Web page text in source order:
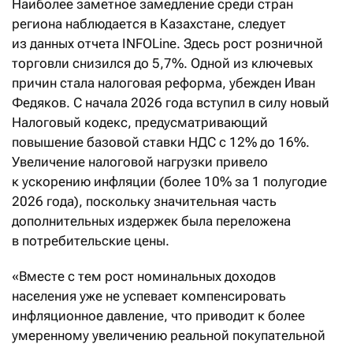
Наиболее заметное замедление среди стран
региона наблюдается в Казахстане, следует
из данных отчета INFOLine. Здесь рост розничной
торговли снизился до 5,7%. Одной из ключевых
причин стала налоговая реформа, убежден Иван
Федяков. С начала 2026 года вступил в силу новый
Налоговый кодекс, предусматривающий
повышение базовой ставки НДС с 12% до 16%.
Увеличение налоговой нагрузки привело
к ускорению инфляции (более 10% за 1 полугодие
2026 года), поскольку значительная часть
дополнительных издержек была переложена
в потребительские цены.
«Вместе с тем рост номинальных доходов
населения уже не успевает компенсировать
инфляционное давление, что приводит к более
умеренному увеличению реальной покупательной